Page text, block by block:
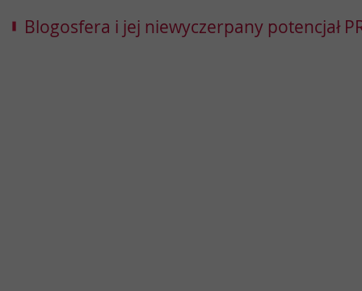
Blogosfera i jej niewyczerpany potencjał